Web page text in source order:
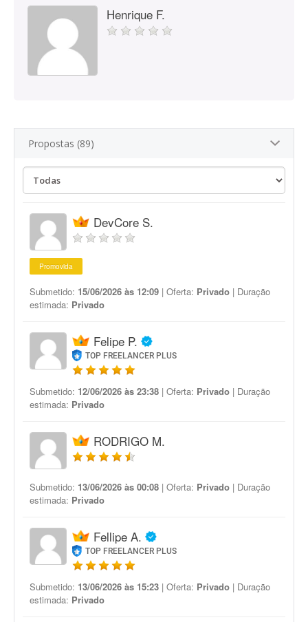
Henrique F.
Propostas (89)
DevCore S.
Promovida
Submetido: 15/06/2026 às 12:09 | Oferta: Privado | Duração
estimada: Privado
Felipe P.
TOP FREELANCER PLUS
Submetido: 12/06/2026 às 23:38 | Oferta: Privado | Duração
estimada: Privado
RODRIGO M.
Submetido: 13/06/2026 às 00:08 | Oferta: Privado | Duração
estimada: Privado
Fellipe A.
TOP FREELANCER PLUS
Submetido: 13/06/2026 às 15:23 | Oferta: Privado | Duração
estimada: Privado